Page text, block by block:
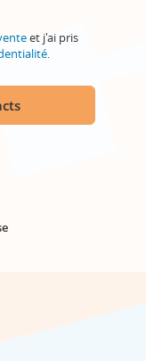
et j'ai pris
.